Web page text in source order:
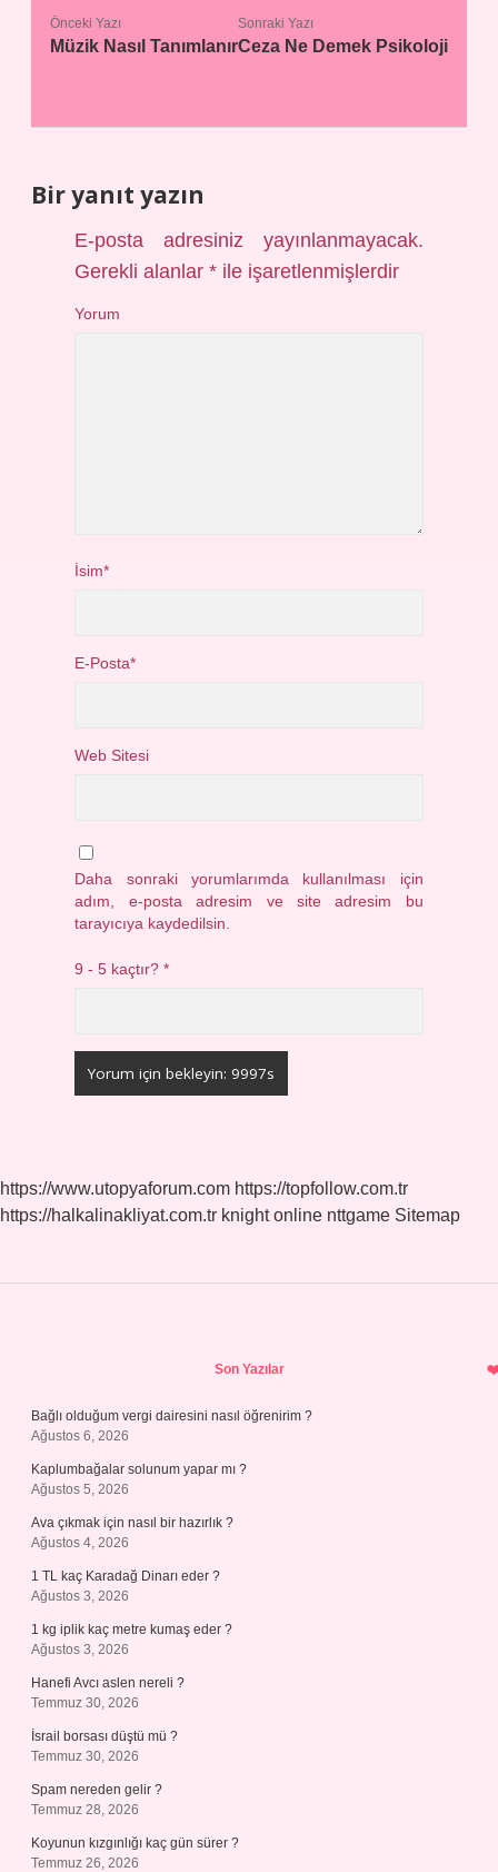
Önceki Yazı
Müzik Nasıl Tanımlanır
Sonraki Yazı
Ceza Ne Demek Psikoloji
Bir yanıt yazın
E-posta adresiniz yayınlanmayacak.
Gerekli alanlar* ile işaretlenmişlerdir
Yorum
İsim*
E-Posta*
Web Sitesi
Daha sonraki yorumlarımda kullanılması için
adım, e-posta adresim ve site adresim bu
tarayıcıya kaydedilsin.
9 - 5 kaçtır?*
https://www.utopyaforum.com https://topfollow.com.tr
https://halkalinakliyat.com.tr knight online nttgame Sitemap
Son Yazılar
Bağlı olduğum vergi dairesini nasıl öğrenirim ?
Ağustos 6, 2026
Kaplumbağalar solunum yapar mı ?
Ağustos 5, 2026
Ava çıkmak için nasıl bir hazırlık ?
Ağustos 4, 2026
1 TL kaç Karadağ Dinarı eder ?
Ağustos 3, 2026
1 kg iplik kaç metre kumaş eder ?
Ağustos 3, 2026
Hanefi Avcı aslen nereli ?
Temmuz 30, 2026
İsrail borsası düştü mü ?
Temmuz 30, 2026
Spam nereden gelir ?
Temmuz 28, 2026
Koyunun kızgınlığı kaç gün sürer ?
Temmuz 26, 2026